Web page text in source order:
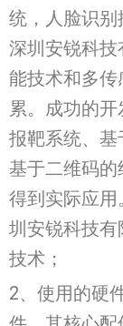
统，人脸识别
深圳安锐科
能技术和多
累。成功的
报靶系统、基
基于二维码
得到实际应
圳安锐科技
技术；
2、使用的硬